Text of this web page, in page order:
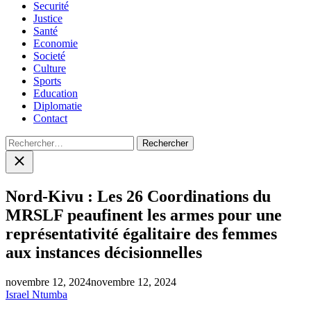
Securité
Justice
Santé
Economie
Societé
Culture
Sports
Education
Diplomatie
Contact
Rechercher :
Close
search
Nord-Kivu : Les 26 Coordinations du
MRSLF peaufinent les armes pour une
représentativité égalitaire des femmes
aux instances décisionnelles
novembre 12, 2024novembre 12, 2024
Israel Ntumba